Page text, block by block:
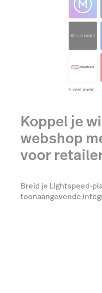
Koppel je
webshop
voor
Breid je Lightspeed-
toonaangevende